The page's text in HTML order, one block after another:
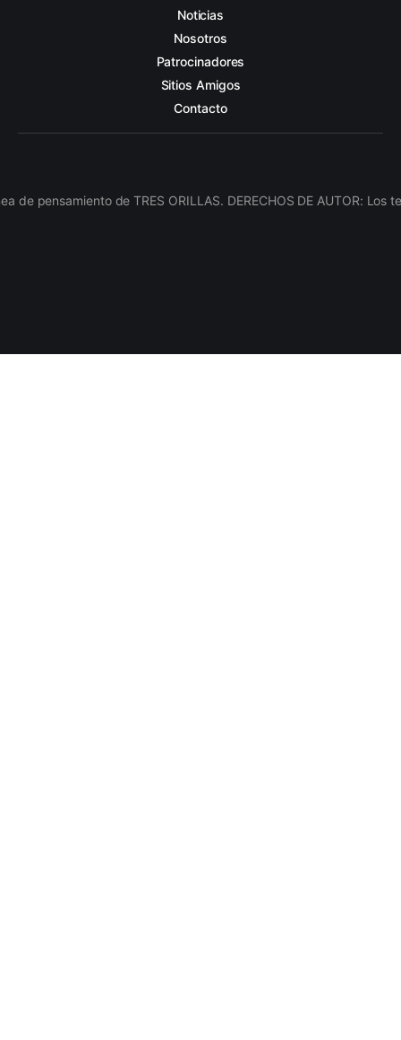
Noticias
Nosotros
Patrocinadores
Sitios Amigos
Contacto
pensamiento de TRES ORILLAS. DERECHOS DE